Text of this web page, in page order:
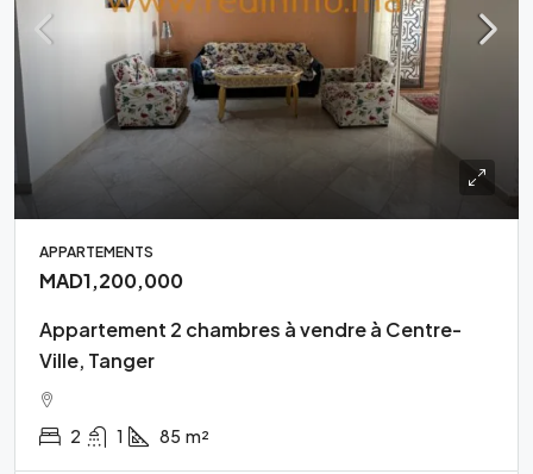
APPARTEMENTS
MAD1,200,000
Appartement 2 chambres à vendre à Centre-
Ville, Tanger
2 1 85 m²